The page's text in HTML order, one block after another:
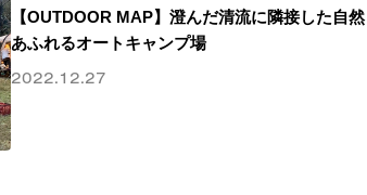
【OUTDOOR MAP】澄んだ清流に隣接した自然
あふれるオートキャンプ場
2022.12.27